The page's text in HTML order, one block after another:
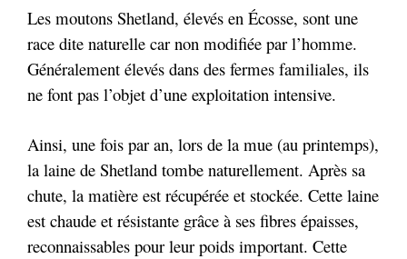
Les moutons Shetland, élevés en Écosse, sont une
race dite naturelle car non modifiée par l’homme.
Généralement élevés dans des fermes familiales, ils
ne font pas l’objet d’une exploitation intensive.
Ainsi, une fois par an, lors de la mue (au printemps),
la laine de Shetland tombe naturellement. Après sa
chute, la matière est récupérée et stockée. Cette laine
est chaude et résistante grâce à ses fibres épaisses,
reconnaissables pour leur poids important. Cette